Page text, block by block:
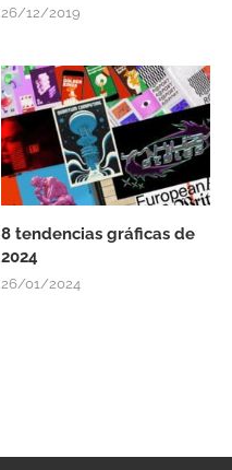
26/12/2019
8 tendencias gráficas de
2024
26/01/2024